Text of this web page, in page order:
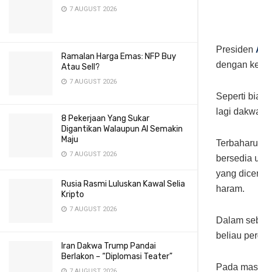
7 AUGUST 2026
Ramalan Harga Emas: NFP Buy
Atau Sell?
7 AUGUST 2026
8 Pekerjaan Yang Sukar
Digantikan Walaupun AI Semakin
Maju
7 AUGUST 2026
Rusia Rasmi Luluskan Kawal Selia
Kripto
7 AUGUST 2026
Iran Dakwa Trump Pandai
Berlakon – “Diplomasi Teater”
Presiden
dengan
Seperti
lagi
bersedia
yang
haram.
Dalam
beliau
Pada